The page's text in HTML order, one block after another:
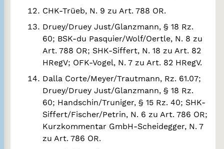
CHK-Trüeb, N. 9 zu Art. 788 OR.
Druey/Druey Just/Glanzmann, § 18 Rz.
60; BSK-du Pasquier/Wolf/Oertle, N. 8 zu
Art. 788 OR; SHK-Siffert, N. 18 zu Art. 82
HRegV; OFK-Vogel, N. 7 zu Art. 82 HRegV.
Dalla Corte/Meyer/Trautmann, Rz. 61.07;
Druey/Druey Just/Glanzmann, § 18 Rz.
60; Handschin/Truniger, § 15 Rz. 40; SHK-
Siffert/Fischer/Petrin, N. 6 zu Art. 786 OR;
Kurzkommentar GmbH-Scheidegger, N. 7
zu Art. 786 OR.